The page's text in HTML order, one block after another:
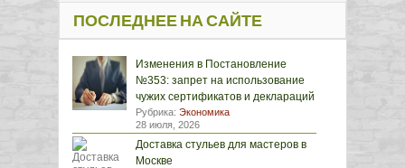
ПОСЛЕДНЕЕ НА САЙТЕ
Изменения в Постановление
№353: запрет на использование
чужих сертификатов и деклараций
Рубрика: Экономика
28 июля, 2026
Доставка стульев для мастеров в
Москве